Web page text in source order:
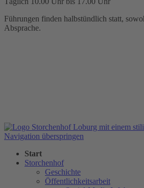
Führungen finden halbstündlich statt,
Absprache.
Navigation überspringen
Start
Storchenhof
Geschichte
Öffentlichkeitsarbeit